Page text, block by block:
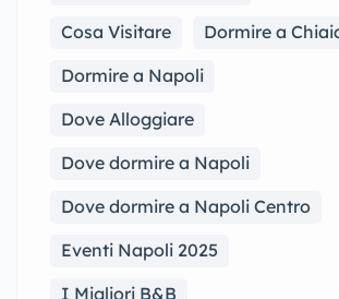
Cosa Visitare
Dormire a
Dormire a Napoli
Dove Alloggiare
Dove dormire a Napoli
Dove dormire a Napoli Centro
Eventi Napoli 2025
I Migliori B&B